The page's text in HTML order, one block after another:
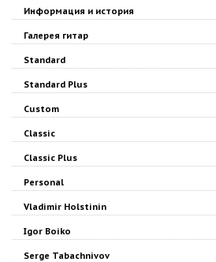
Информация и история
Галерея гитар
Standard
Standard Plus
Custom
Classic
Classic Plus
Personal
Vladimir Holstinin
Igor Boiko
Serge Tabachnivov